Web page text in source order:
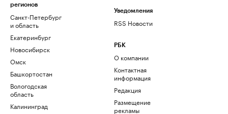
регионов
Санкт-Петербург
и область
Екатеринбург
Новосибирск
Омск
Башкортостан
Вологодская
область
Калининград
Уведомления
RSS Новости
РБК
О компании
Контактная
информация
Редакция
Размещение
рекламы